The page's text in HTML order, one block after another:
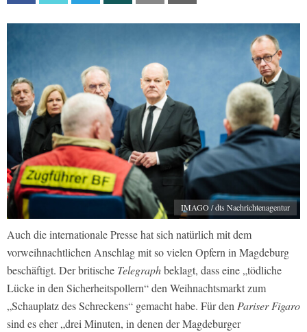
IMAGO / dts Nachrichtenagentur
Auch die internationale Presse hat sich natürlich mit dem
vorweihnachtlichen Anschlag mit so vielen Opfern in Magdeburg
beschäftigt. Der britische Telegraphbeklagt, dass eine „tödliche
Lücke in den Sicherheitspollern“ den Weihnachtsmarkt zum
„Schauplatz des Schreckens“ gemacht habe. Für denPariser Figaro
sind es eher „drei Minuten, in denen der Magdeburger